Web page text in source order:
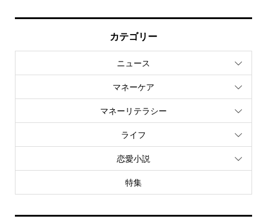
カテゴリー
ニュース
マネーケア
マネーリテラシー
ライフ
恋愛小説
特集